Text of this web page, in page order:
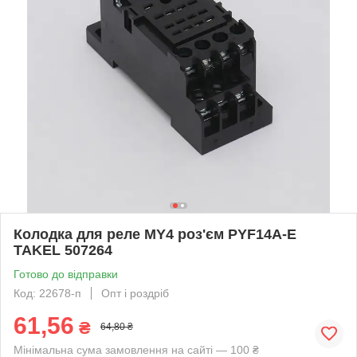
Колодка для реле MY4 роз'єм PYF14A-E
TAKEL 507264
Готово до відправки
Код: 22678-п
Опт і роздріб
61,56 ₴ 64,80 ₴
Мінімальна сума замовлення на сайті — 100 ₴